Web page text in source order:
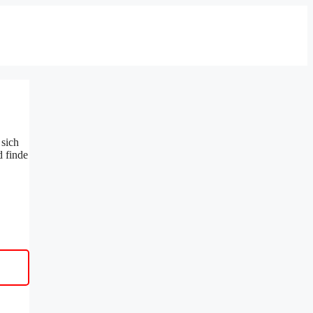
finde